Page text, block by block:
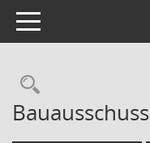
Toggle navigation